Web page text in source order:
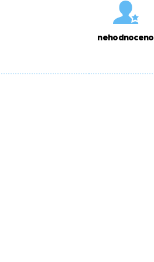
nehodnoceno